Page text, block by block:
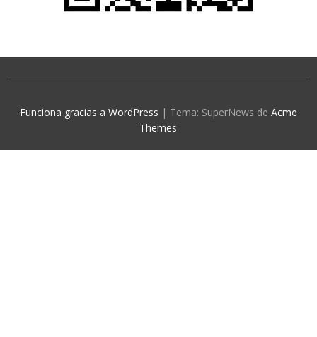
Funciona gracias a WordPress | Tema: SuperNews de Acme
Themes